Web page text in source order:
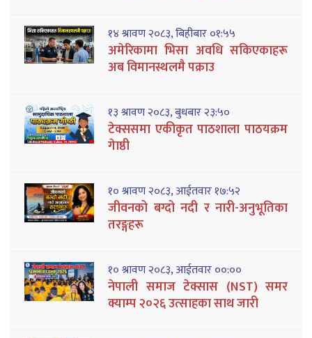
१४ श्रावण २०८३, बिहीबार ०१:५५
अमेरिकामा भिसा अवधि सकिएकाहरू
अब विमानस्थलमै पक्राउ
१३ श्रावण २०८३, बुधबार २३:५०
टेक्ससमा एकीकृत पाठशाला पाठयक्रम
गेाष्ठी
१० श्रावण २०८३, आईतवार १७:५२
जीवनको बग्दो नदी र नारी-अनुभूतिका
तरङ्गहरू
१० श्रावण २०८३, आईतवार ००:००
नेपाली समाज टेक्सास (NST) समर
क्याम्प २०२६ उत्साहका साथ जारी